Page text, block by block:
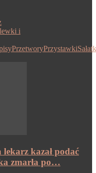
i
PrzetworyPrzystawki
lekarz kazał podać
zmarła po…